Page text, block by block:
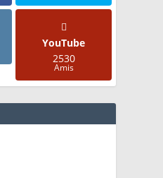
YouTube
2530
Amis